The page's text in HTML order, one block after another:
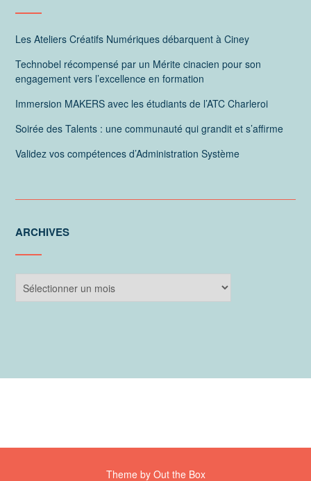
Les Ateliers Créatifs Numériques débarquent à Ciney
Technobel récompensé par un Mérite cinacien pour son
engagement vers l’excellence en formation
Immersion MAKERS avec les étudiants de l’ATC Charleroi
Soirée des Talents : une communauté qui grandit et s’affirme
Validez vos compétences d’Administration Système
ARCHIVES
Theme by Out the Box